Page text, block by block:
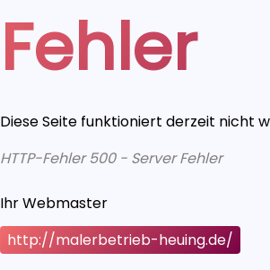
Fehler
Diese Seite funktioniert derzeit nicht
HTTP-Fehler 500 - Server Fehler
Ihr Webmaster
http://malerbetrieb-heuing.de/